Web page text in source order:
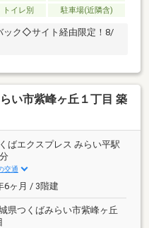
トイレ別 駐車場(近隣含)
ック◇サイト経由限定！8/
い市紫峰ヶ丘１丁目 築
ばエクスプレス みらい平駅
交通
6ヶ月 / 3階建
県つくばみらい市紫峰ヶ丘